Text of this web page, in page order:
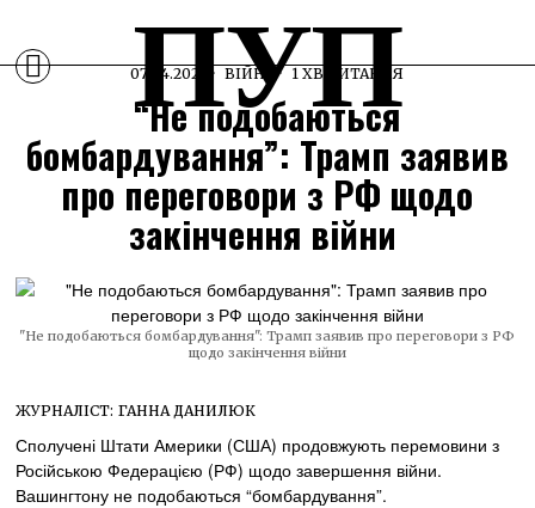
ПУП
07.04.2025 ВІЙНА 1 ХВ ЧИТАННЯ
“Не подобаються
бомбардування”: Трамп заявив
про переговори з РФ щодо
закінчення війни
"Не подобаються бомбардування": Трамп заявив про переговори з РФ
щодо закінчення війни
ЖУРНАЛІСТ: ГАННА ДАНИЛЮК
Сполучені Штати Америки (США) продовжують перемовини з
Російською Федерацією (РФ) щодо завершення війни.
Вашингтону не подобаються “бомбардування”.